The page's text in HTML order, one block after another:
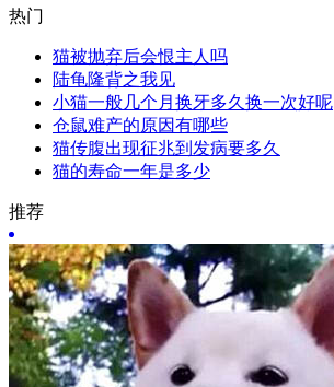
热门
猫被抛弃后会恨主人吗
陆龟隆背之我见
小猫一般几个月换牙多久换一次好呢
仓鼠难产的原因有哪些
猫传腹出现征兆到发病要多久
猫的寿命一年是多少
推荐